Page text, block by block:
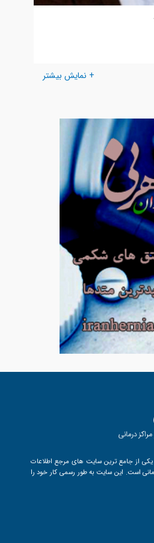
+ نمایش بیشتر
یکی از جامع ترین سایت های مرجع اطلاعات
است. این سایت به طور رسمی کار خود را